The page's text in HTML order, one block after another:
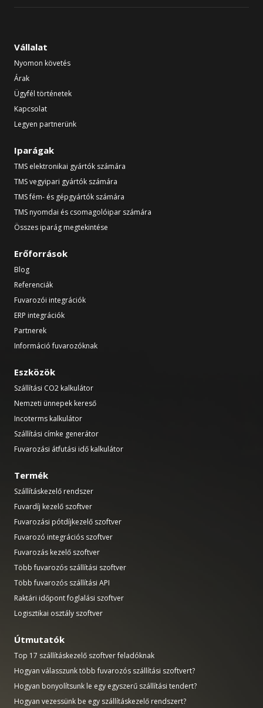
Vállalat
Nyomon követés
Árak
Ügyfél történetek
Kapcsolat
Legyen partnerünk
Iparágak
TMS elektronikai gyártók számára
TMS vegyipari gyártók számára
TMS fém- és gépgyártók számára
TMS nyomdai és csomagolóipar számára
Összes iparág megtekintése
Erőforrások
Blog
Referenciák
Fuvarozói integrációk
ERP integrációk
Partnerek
Információ fuvarozóknak
Eszközök
Szállítási CO2 kalkulátor
Nemzeti ünnepek kereső
Incoterms kalkulátor
Szállítási címke generátor
Fuvarozási átfutási idő kalkulátor
Termék
Szállításkezelő rendszer
Fuvardíj kezelő szoftver
Fuvarozási pótdíjkezelő szoftver
Fuvarozó integrációs szoftver
Fuvarozás kezelő szoftver
Több fuvarozós szállítási szoftver
Több fuvarozós szállítási API
Raktári időpont foglalási szoftver
Logisztikai osztály szoftver
Útmutatók
Top 17 szállításkezelő szoftver feladóknak
Hogyan válasszunk több fuvarozós szállítási szoftvert?
Hogyan bonyolítsunk le egy egyszerű szállítási tendert?
Hogyan vezessünk be egy szállításkezelő rendszert?